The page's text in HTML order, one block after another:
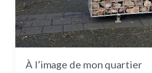
À l’image de mon quartier